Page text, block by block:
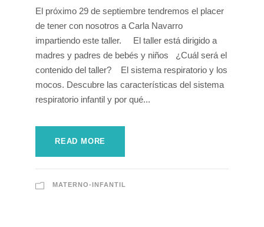
El próximo 29 de septiembre tendremos el placer
de tener con nosotros a Carla Navarro
impartiendo este taller. El taller está dirigido a
madres y padres de bebés y niños ¿Cuál será el
contenido del taller? El sistema respiratorio y los
mocos. Descubre las características del sistema
respiratorio infantil y por qué...
READ MORE
MATERNO-INFANTIL